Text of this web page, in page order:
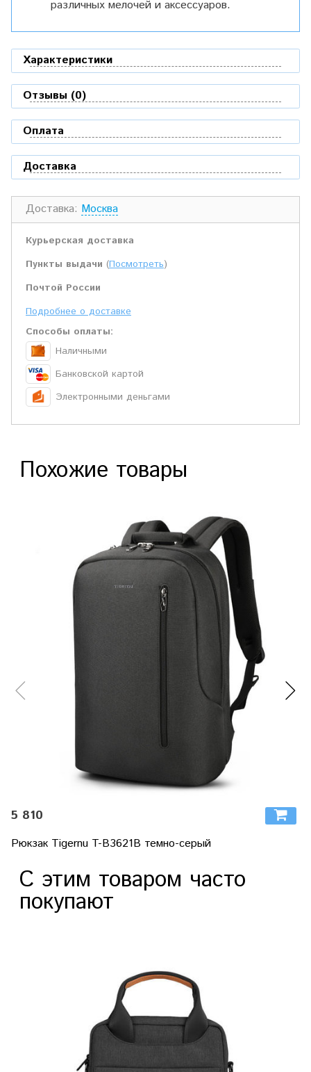
различных мелочей и аксессуаров.
Характеристики
Отзывы (0)
Оплата
Доставка
Доставка: Москва
Курьерская доставка
Пункты выдачи (Посмотреть)
Почтой России
Подробнее о доставке
Способы оплаты:
Наличными
Банковской картой
Электронными деньгами
Похожие товары
5 810
Рюкзак Tigernu T-B3621B темно-серый
С этим товаром часто
покупают